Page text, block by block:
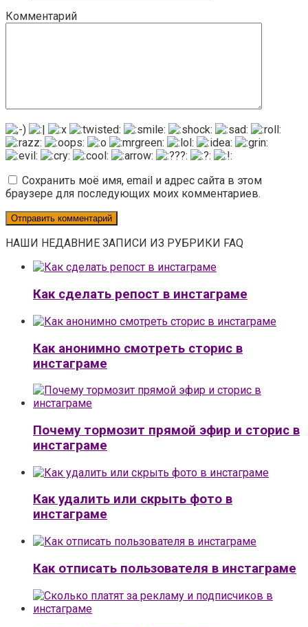
Комментарий
Сохранить моё имя, email и адрес сайта в этом
браузере для последующих моих комментариев.
НАШИ НЕДАВНИЕ ЗАПИСИ ИЗ РУБРИКИ FAQ
Как сделать репост в инстаграме
Как анонимно смотреть сторис в
инстаграме
Почему тормозит прямой эфир и сторис в
инстаграме
Как удалить или скрыть фото в
инстаграме
Как отписать пользователя в инстаграме